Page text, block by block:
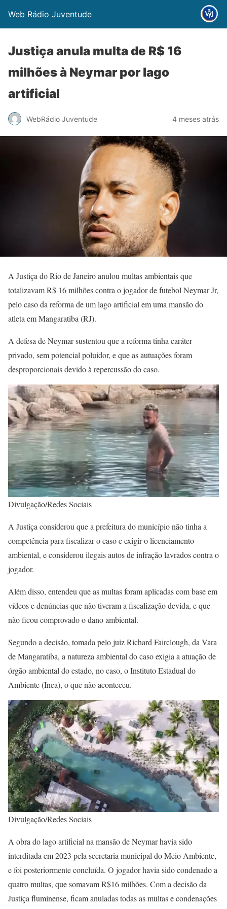
Web Rádio Juventude
Justiça anula multa de R$ 16
milhões à Neymar por lago
artificial
WebRádio Juventude 4 meses atrás
A Justiça do Rio de Janeiro anulou multas ambientais que
totalizavam R$ 16 milhões contra o jogador de futebol Neymar Jr,
pelo caso da reforma de um lago artificial em uma mansão do
atleta em Mangaratiba (RJ).
A defesa de Neymar sustentou que a reforma tinha caráter
privado, sem potencial poluidor, e que as autuações foram
desproporcionais devido à repercussão do caso.
Divulgação/Redes Sociais
A Justiça considerou que a prefeitura do município não tinha a
competência para fiscalizar o caso e exigir o licenciamento
ambiental, e considerou ilegais autos de infração lavrados contra o
jogador.
Além disso, entendeu que as multas foram aplicadas com base em
vídeos e denúncias que não tiveram a fiscalização devida, e que
não ficou comprovado o dano ambiental.
Segundo a decisão, tomada pelo juiz Richard Fairclough, da Vara
de Mangaratiba, a natureza ambiental do caso exigia a atuação de
órgão ambiental do estado, no caso, o Instituto Estadual do
Ambiente (Inea), o que não aconteceu.
Divulgação/Redes Sociais
A obra do lago artificial na mansão de Neymar havia sido
interditada em 2023 pela secretaria municipal do Meio Ambiente,
e foi posteriormente concluída. O jogador havia sido condenado a
quatro multas, que somavam R$16 milhões. Com a decisão da
Justiça fluminense, ficam anuladas todas as multas e condenações